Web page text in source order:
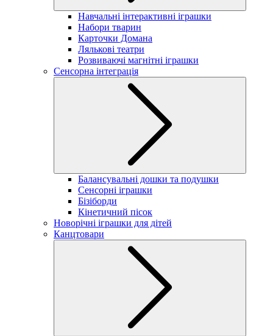
Навчальні інтерактивні іграшки
Набори тварин
Карточки Домана
Лялькові театри
Розвиваючі магнітні іграшки
Сенсорна інтеграція
Балансувальні дошки та подушки
Сенсорні іграшки
Бізіборди
Кінетичний пісок
Новорічні іграшки для дітей
Канцтовари